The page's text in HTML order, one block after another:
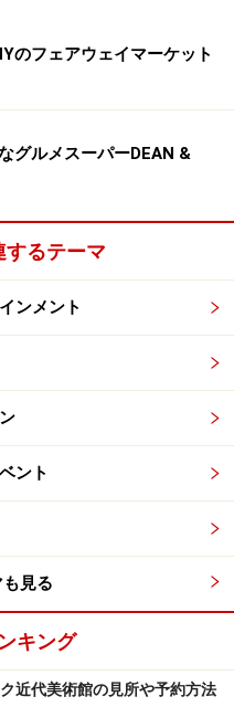
は屋内エリアと屋外エ
3つの展望デッキから構
到着する67階にある大
ろすことができます。そ
大展望デッキに登り、マ
望でき、晴れた日には
こからのエンパイヤース
へは階段かエレベーター
しめます。
約で時間を節約｣とトッ
ご紹介
新の内容をご確認くださ
に努め、「
確保に十分注意を払ってく
のフェアウェイマーケット
グルメスーパーDEAN &
するテーマ
ンメント
ント
見る
キング
近代美術館の見所や予約方法